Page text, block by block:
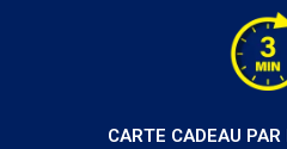
CARTE CADEAU